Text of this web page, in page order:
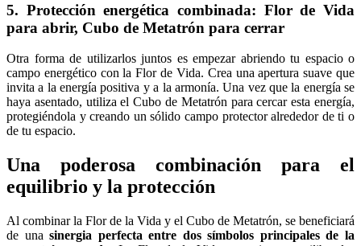
5. Protección energética combinada: Flor de Vida
para abrir, Cubo de Metatrón para cerrar
Otra forma de utilizarlos juntos es empezar abriendo tu espacio o
campo energético con la Flor de Vida. Crea una apertura suave que
invita a la energía positiva y a la armonía. Una vez que la energía se
haya asentado, utiliza el Cubo de Metatrón para cercar esta energía,
protegiéndola y creando un sólido campo protector alrededor de ti o
de tu espacio.
Una poderosa combinación para el
equilibrio y la protección
Al combinar la Flor de la Vida y el Cubo de Metatrón, se beneficiará
de unasinergia perfecta entre dos símbolos principales de la